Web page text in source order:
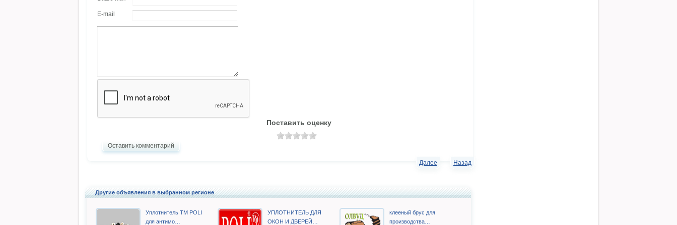
E-mail
Поставить оценку
Оставить комментарий
Назад
Далее
Другие объявления в выбранном регионе
Уплотнитель TM POLI
для антимо…
УПЛОТНИТЕЛЬ ДЛЯ
ОКОН И ДВЕРЕЙ…
клееный брус для
производства…